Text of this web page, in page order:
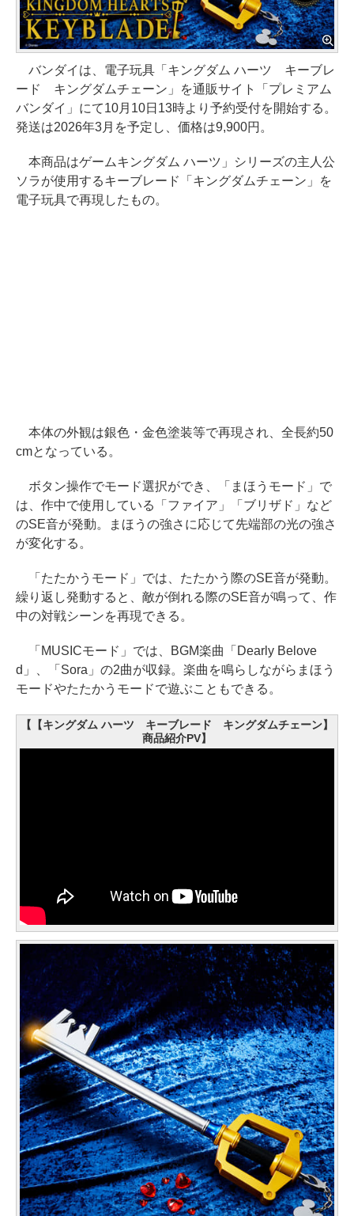
バンダイは、電子玩具「キングダム ハーツ キーブレ
ード キングダムチェーン」を通販サイト「プレミアム
バンダイ」にて10月10日13時より予約受付を開始する。
発送は2026年3月を予定し、価格は9,900円。
本商品はゲームキングダム ハーツ」シリーズの主人公
ソラが使用するキーブレード「キングダムチェーン」を
電子玩具で再現したもの。
本体の外観は銀色・金色塗装等で再現され、全長約50
cmとなっている。
ボタン操作でモード選択ができ、「まほうモード」で
は、作中で使用している「ファイア」「ブリザド」など
のSE音が発動。まほうの強さに応じて先端部の光の強さ
が変化する。
「たたかうモード」では、たたかう際のSE音が発動。
繰り返し発動すると、敵が倒れる際のSE音が鳴って、作
中の対戦シーンを再現できる。
「MUSICモード」では、BGM楽曲「Dearly Belove
d」、「Sora」の2曲が収録。楽曲を鳴らしながらまほう
モードやたたかうモードで遊ぶこともできる。
【【キングダム ハーツ キーブレード キングダムチェーン】
商品紹介PV】